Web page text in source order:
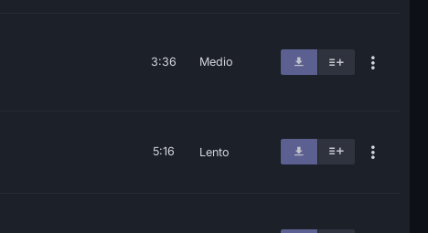
3:36 Medio
5:16 Lento